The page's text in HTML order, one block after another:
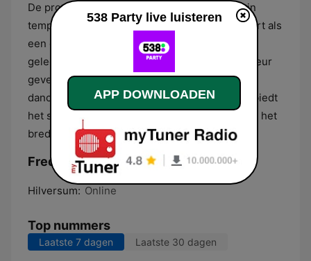
De programmering blijft hierdoor consistent in
tempo en stijl, waardoor het station functioneert als
een constante geluidsstroom voor sociale
gelegenheden of voor luisteraars die de voorkeur
geven aan een ononderbroken selectie van
dancable genres. Door deze specifieke focus biedt
het station een gespecialiseerd aanbod binnen het
bredere netwerk van de hoofdzender.
Frequenties 538 Party:
Hilversum: Online
Top nummers
Laatste 7 dagen Laatste 30 dagen
538 Party live luisteren
APP DOWNLOADEN